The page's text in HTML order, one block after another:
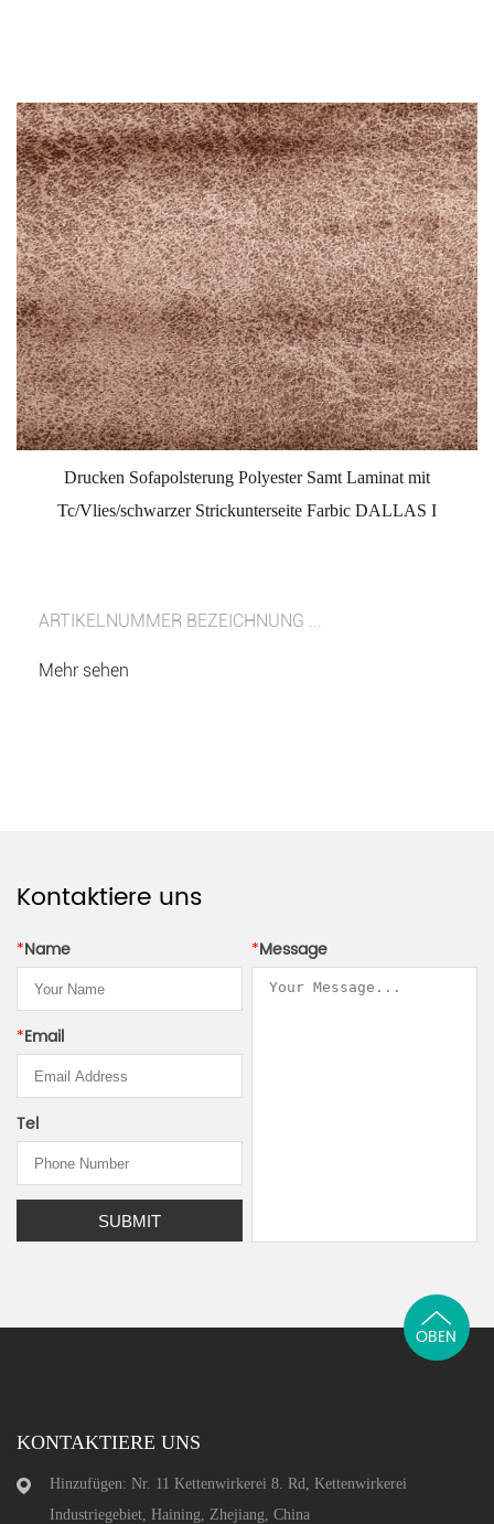
Drucken Sofapolsterung Polyester Samt Laminat mit
Tc/Vlies/schwarzer Strickunterseite Farbic DALLAS I
ARTIKELNUMMER BEZEICHNUNG ...
Mehr sehen
Kontaktiere uns
*Name
*Email
Tel
*Message
KONTAKTIERE UNS
Hinzufügen: Nr. 11 Kettenwirkerei 8. Rd, Kettenwirkerei
Industriegebiet, Haining, Zhejiang, China
OBEN